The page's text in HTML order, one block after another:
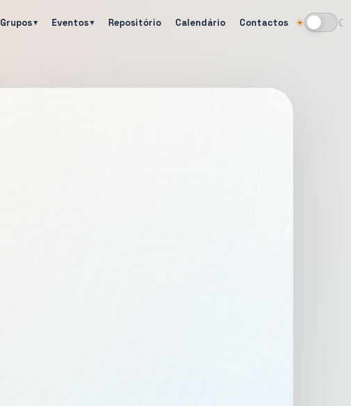
Grupos Eventos Repositório Calendário Contactos ☀ ☾
Alternar tema